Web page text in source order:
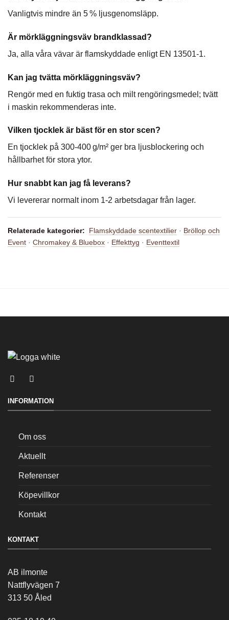
Vanligtvis mindre än 5 % ljusgenomsläpp.
Är mörkläggningsväv brandklassad?
Ja, alla våra vävar är flamskyddade enligt EN 13501-1.
Kan jag tvätta mörkläggningsväv?
Rengör med en fuktig trasa och milt rengöringsmedel; tvätt
i maskin rekommenderas inte.
Vilken tjocklek är bäst för en stor scen?
En tjocklek på 300-400 g/m² ger bra ljusblockering och
hållbarhet för stora ytor.
Hur snabbt kan jag få leverans?
Vi levererar normalt inom 1-2 arbetsdagar från lager.
Relaterade kategorier: Flamskyddade scentextilier · Bröllop och
Event · Chromakey & Bluebox · Effekttyg · Eventtextil
INFORMATION
Om oss
Aktuellt
Referenser
Köpevillkor
Kontakt
KONTAKT
AB ilmonte
Nattflyvägen 7
313 50 Åled